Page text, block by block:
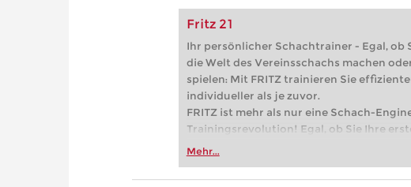
Fritz 21
Ihr persönlicher Schachtrainer - Egal, ob
die Welt des Vereinsschachs machen
spielen: Mit FRITZ trainieren Sie
individueller als je zuvor.
FRITZ ist mehr als nur eine Schach-
Trainingsrevolution! Egal, ob Sie Ihre
Vereinsschachs machen oder bereits auf
zuvor.
Mehr...